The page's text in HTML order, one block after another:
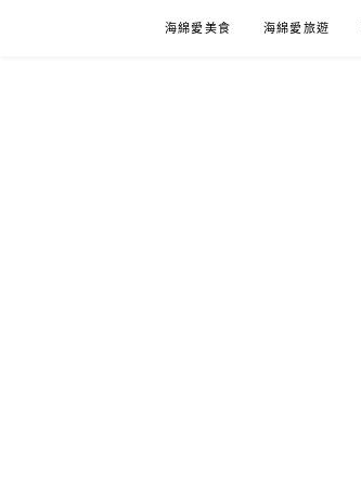
海綿愛美食 海綿愛旅遊